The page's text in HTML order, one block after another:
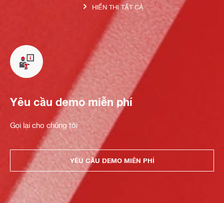
HIỂN THỊ TẤT CẢ
Yêu cầu demo miễn phí
Gọi lại cho chúng tôi
YÊU CẦU DEMO MIỄN PHÍ